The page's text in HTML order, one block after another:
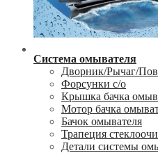
Система омывателя
Дворник/Рычаг/
Форсунки с/о
Крышка бачка
Мотор бачка
Бачок омывателя
Трапеция
Детали системы